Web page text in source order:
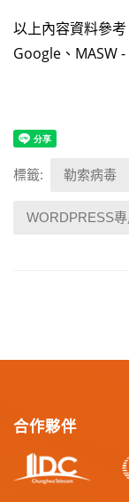
以上內容資料參
Google、MASW
標籤: 勒索病毒
WORDPRESS
合作夥伴